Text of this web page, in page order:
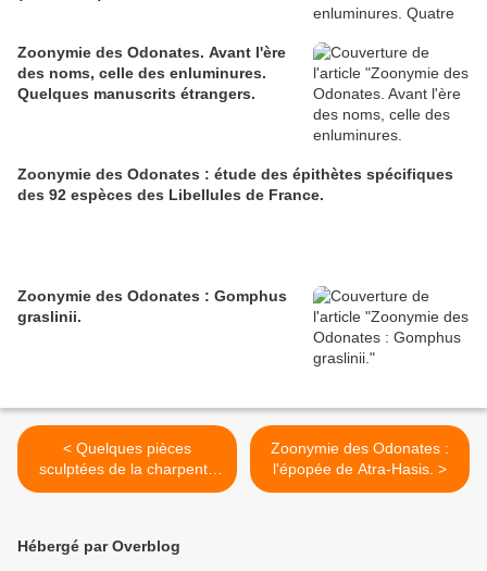
Zoonymie des Odonates. Avant l'ère
des noms, celle des enluminures.
Quelques manuscrits étrangers.
Zoonymie des Odonates : étude des épithètes spécifiques
des 92 espèces des Libellules de France.
Zoonymie des Odonates : Gomphus
graslinii.
< Quelques pièces
sculptées de la charpente
de l'église de Grâces à
Zoonymie des Odonates :
l'épopée de Atra-Hasis. >
Hébergé par Overblog